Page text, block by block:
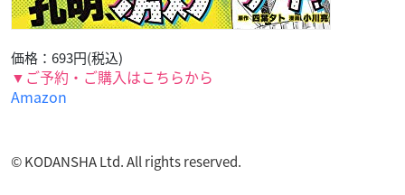
価格：693円(税込)
▼ご予約・ご購入はこちらから
Amazon
© KODANSHA Ltd. All rights reserved.